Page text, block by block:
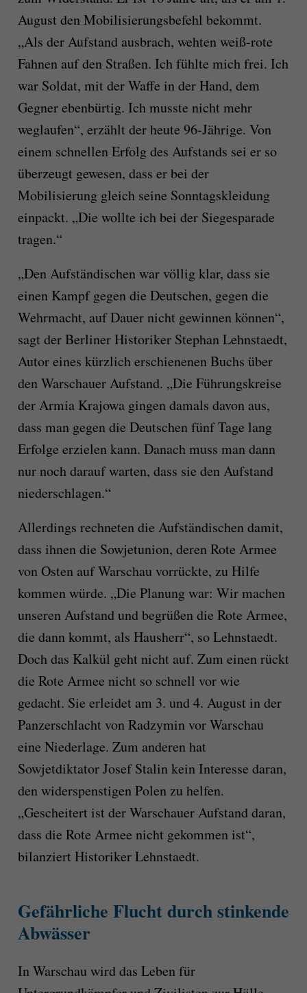
August den Mobilisierungsbefehl bekommt.
„Als der Aufstand ausbrach, wehten weiß-rote
Fahnen auf den Straßen. Ich fühlte mich frei. Ich
war Soldat, mit der Waffe in der Hand, dem
Gegner ebenbürtig. Ich musste nicht mehr
weglaufen“, erzählt der heute 96-Jährige. Von
einem schnellen Erfolg des Aufstands sei er so
überzeugt gewesen, dass er bei der
Mobilisierung gleich seine Sonntagskleidung
einpackt. „Die wollte ich bei der Siegesparade
tragen.“
„Den Aufständischen war völlig klar, dass sie
einen Kampf gegen die Deutschen, gegen die
Wehrmacht, auf Dauer nicht gewinnen können“,
sagt der Berliner Historiker Stephan Lehnstaedt,
Autor eines kürzlich erschienenen Buchs über
den Warschauer Aufstand. „Die Führungskreise
der Armia Krajowa gingen damals davon aus,
dass man gegen die Deutschen fünf Tage lang
Erfolge erzielen kann. Danach muss man dann
nur noch darauf warten, dass sie den Aufstand
niederschlagen.“
Allerdings rechneten die Aufständischen damit,
dass ihnen die Sowjetunion, deren Rote Armee
von Osten auf Warschau vorrückte, zu Hilfe
kommen würde. „Die Planung war: Wir machen
unseren Aufstand und begrüßen die Rote Armee,
die dann kommt, als Hausherr“, so Lehnstaedt.
Doch das Kalkül geht nicht auf. Zum einen rückt
die Rote Armee nicht so schnell vor wie
gedacht. Sie erleidet am 3. und 4. August in der
Panzerschlacht von Radzymin vor Warschau
eine Niederlage. Zum anderen hat
Sowjetdiktator Josef Stalin kein Interesse daran,
den widerspenstigen Polen zu helfen.
„Gescheitert ist der Warschauer Aufstand daran,
dass die Rote Armee nicht gekommen ist“,
bilanziert Historiker Lehnstaedt.
Gefährliche Flucht durch stinkende
Abwässer
In Warschau wird das Leben für